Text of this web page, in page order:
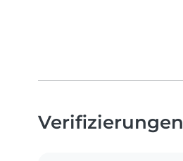
Verifizierungen